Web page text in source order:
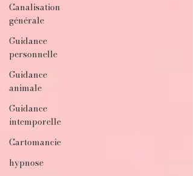
Canalisation
générale
Guidance
personnelle
Guidance
animale
Guidance
intemporelle
Cartomancie
hypnose